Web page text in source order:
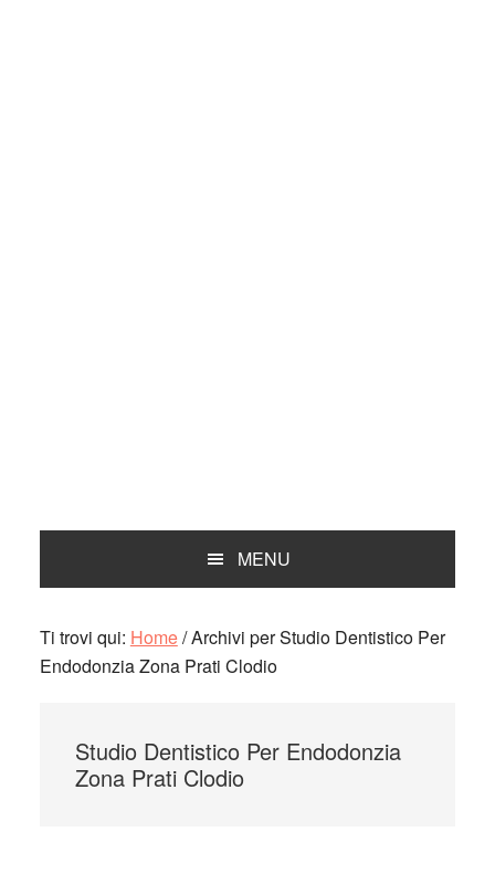
MENU
Ti trovi qui: Home/Archivi per Studio Dentistico Per
Endodonzia Zona Prati Clodio
Studio Dentistico Per Endodonzia
Zona Prati Clodio